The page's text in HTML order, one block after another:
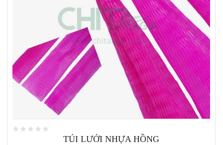
TÚI LƯỚI NHỰA HỒNG